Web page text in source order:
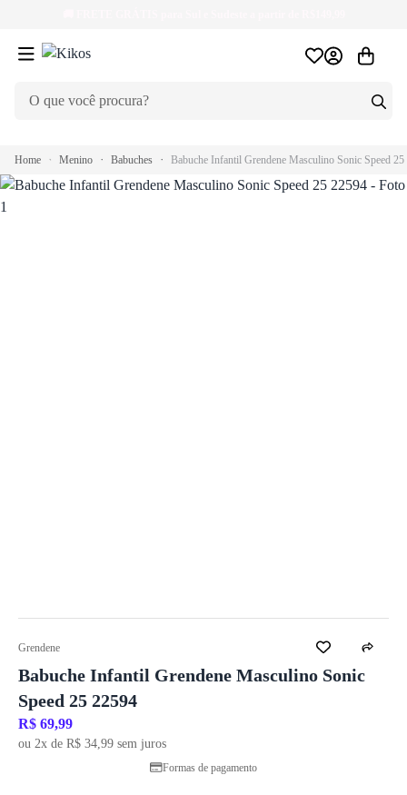
Home Menino Babuches Babuche Infantil Grendene Masculino Sonic Speed 25
Grendene
Babuche Infantil Grendene Masculino Sonic
Speed 25 22594
R$ 69,99
ou 2x de R$ 34,99 sem juros
Formas de pagamento